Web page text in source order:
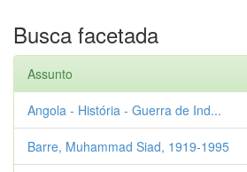
Busca facetada
Assunto
Angola - História - Guerra de Ind...
Barre, Muhammad Siad, 1919-1995